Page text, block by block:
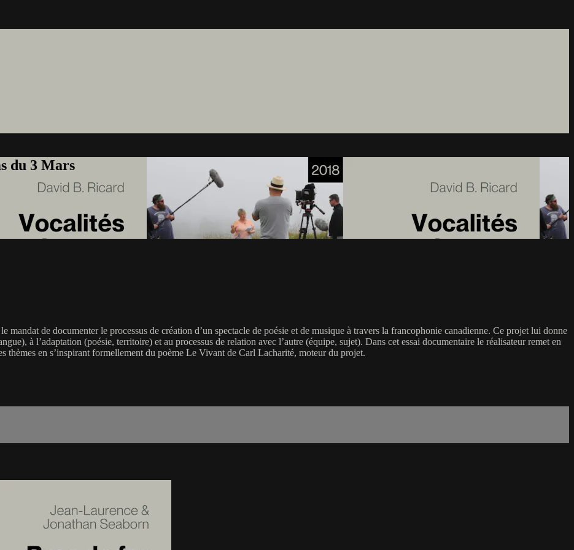
du 3 Mars
de documenter le processus de création d’un spectacle de poésie et de musique à travers la francophonie canadienne. Ce projet lui donne
à l’adaptation (poésie, territoire) et au processus de relation avec l’autre (équipe, sujet). Dans cet essai documentaire le réalisateur remet en
thèmes en s’inspirant formellement du poème Le Vivant de Carl Lacharité, moteur du projet.